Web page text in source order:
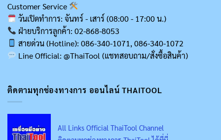
Customer Service
วันเปิดทำการ: จันทร์ - เสาร์ (08:00 - 17:00 น.)
ฝ่ายบริการลูกค้า: 02-868-8053
สายด่วน (Hotline): 086-340-1071, 086-340-1072
Line Official: @ThaiTool (แชทสอบถาม/สั่งซื้อสินค้า)
ติดตามทุกช่องทางการ ออนไลน์ THAITOOL
All Links Official ThaiTool Channel